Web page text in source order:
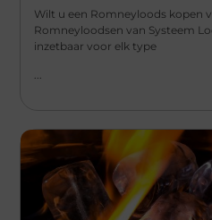
Wilt u een Romneyloods kopen
Romneyloodsen van Systeem
inzetbaar voor elk type
...